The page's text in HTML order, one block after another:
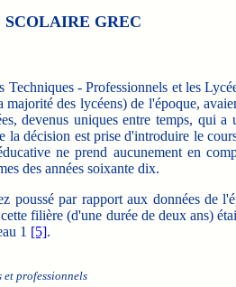
GREC
- Professionnels et les
des lycéens) de l'époque,
devenus uniques entre temps, qui a
décision est prise d'introduire le
ne prend aucunement en
des années soixante dix.
par rapport aux données de
filière (d'une durée de deux ans)
1 [5].
et professionnels